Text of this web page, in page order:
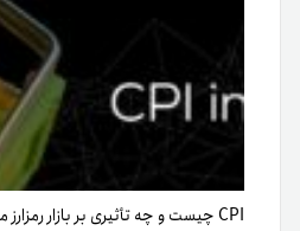
CPI چیست و چه تأثیری بر بازار رمز‌ارز می‌گذارد؟